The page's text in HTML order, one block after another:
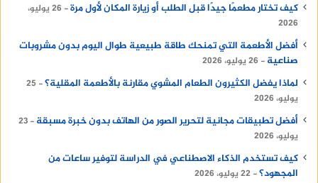
كيف تختار مطعمًا جيدًا قبل الطلب أو زيارة المكان لأول مرة
26 يوليو،
2026
أفضل الأطعمة التي تمنحك طاقة طبيعية طوال اليوم بدون مشروبات
صناعية
26 يوليو، 2026
لماذا يفضل الكثيرون الطعام المشوي مقارنة بالأطعمة المقلية؟
25
يوليو، 2026
أفضل تطبيقات مجانية لتحرير الصور من الهاتف بدون خبرة مسبقة
23
يوليو، 2026
كيف تستخدم الذكاء الاصطناعي في الدراسة لتوفير ساعات من
المجهود؟ 22 يوليو، 2026